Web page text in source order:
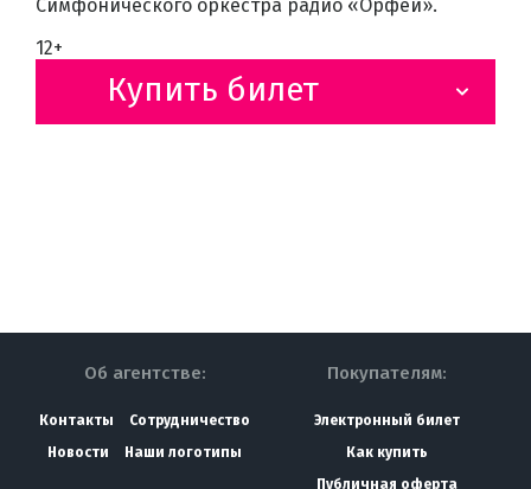
Симфонического оркестра радио «Орфей».
12+
Купить билет
Об агентстве:
Контакты
Сотрудничество
Новости
Наши логотипы
Покупателям:
Электронный билет
Как купить
Публичная оферта